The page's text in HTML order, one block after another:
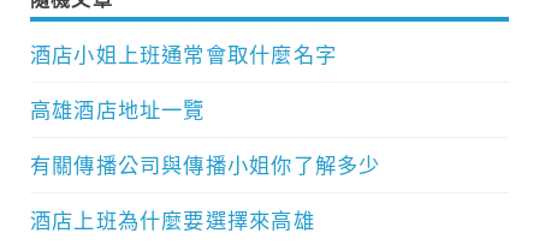
酒店小姐上班通常會取什麼名字
高雄酒店地址一覽
有關傳播公司與傳播小姐你了解多少
酒店上班為什麼要選擇來高雄